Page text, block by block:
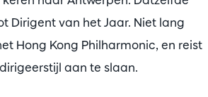
Dirigent van het Jaar. Niet lang
Hong Kong Philharmonic, en reist
aan te slaan.